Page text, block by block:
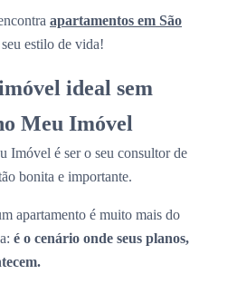
apartamentos em São
estilo de vida!
ideal sem
Meu Imóvel
Imóvel é ser o seu consultor de
bonita e importante.
apartamento é muito mais do
é o cenário onde seus planos,